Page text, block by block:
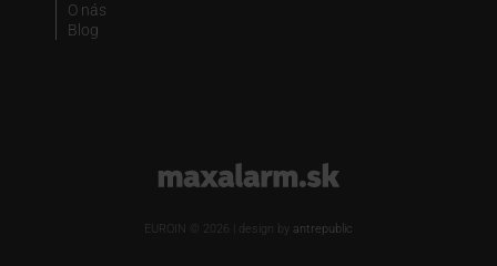
O nás
Blog
www.maxalarm.sk
EUROIN © 2026 | design by antrepublic